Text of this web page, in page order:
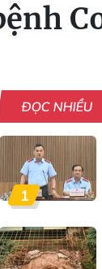
ĐỌC NHIỀU
1